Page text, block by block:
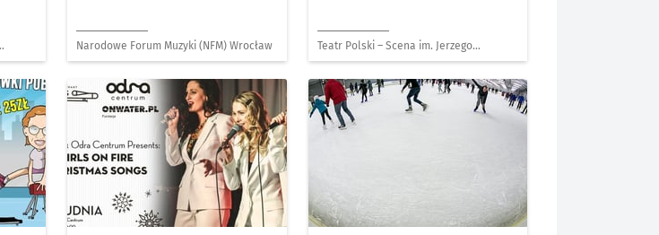
Narodowe Forum Muzyki (NFM) Wrocław
Teatr Polski – Scena im. Jerzego
Grzegorzewskiego